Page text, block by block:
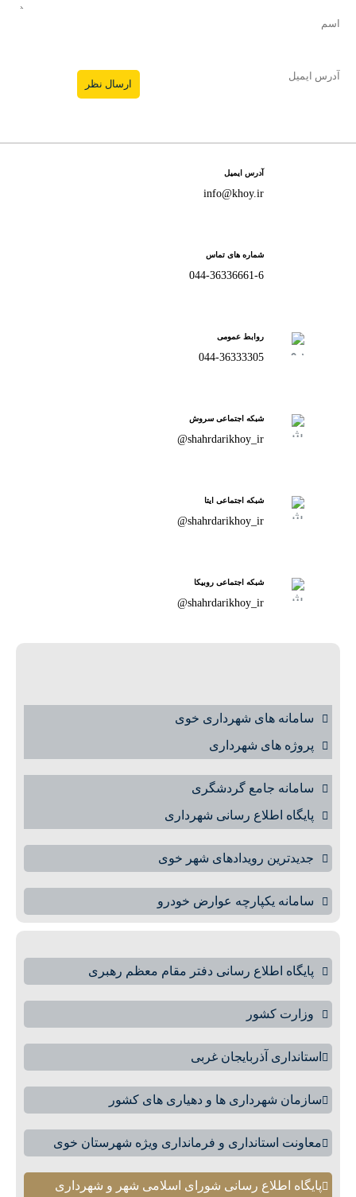
آدرس ایمیل
info@khoy.ir
شماره های تماس
044-36336661-6
روابط عمومی
044-36333305
شبکه اجتماعی سروش
shahrdarikhoy_ir@
شبکه اجتماعی ایتا
shahrdarikhoy_ir@
شبکه اجتماعی روبیکا
shahrdarikhoy_ir@
سامانه های شهرداری خوی
پروژه های شهرداری
سامانه جامع گردشگری
پایگاه اطلاع رسانی شهرداری
جدیدترین رویدادهای شهر خوی
سامانه یکپارچه عوارض خودرو
پایگاه اطلاع رسانی دفتر مقام معظم رهبری
وزارت کشور
استانداری آذربایجان غربی
سازمان شهرداری ها و دهیاری های کشور
معاونت استانداری و فرمانداری ویژه شهرستان خوی
پایگاه اطلاع رسانی شورای اسلامی شهر و شهرداری